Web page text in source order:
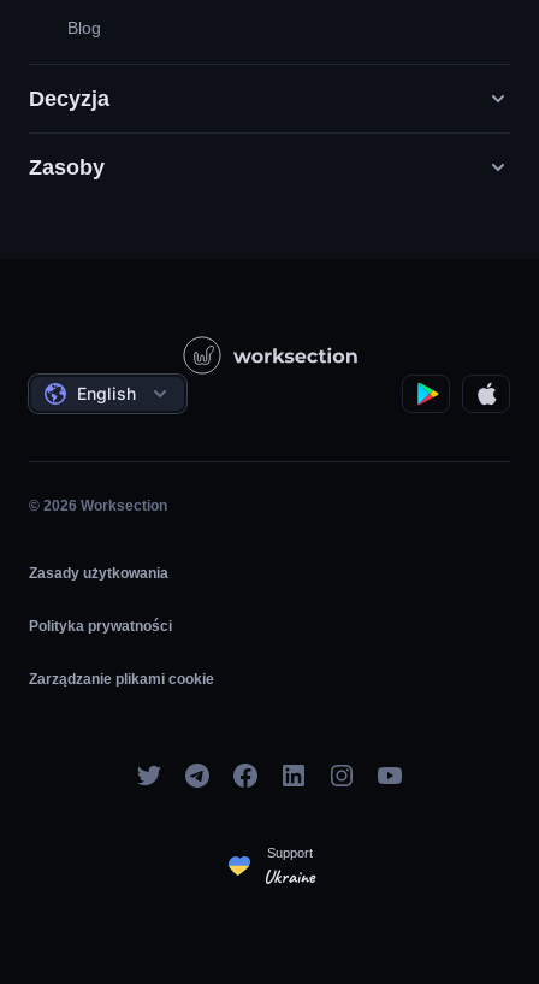
Blog
Decyzja
Agencje Digital Marketingu
Projekty Państwowe / Społeczne
Zarządzanie Projektami
Praca na Godziny
Agile
Zasoby
Samouczki wideo
Oferty
English
© 2026 Worksection
Zasady użytkowania
Polityka prywatności
Zarządzanie plikami cookie
Support
Ukraine